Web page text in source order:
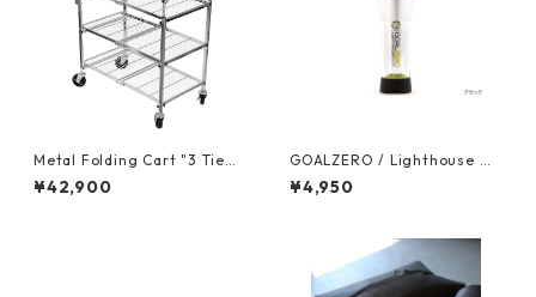
Metal Folding Cart "3 Tie
r"-折りたためるワゴンカー
ト-
¥42,900
GOALZERO / Lighthouse Mi
cro Flash
¥4,950